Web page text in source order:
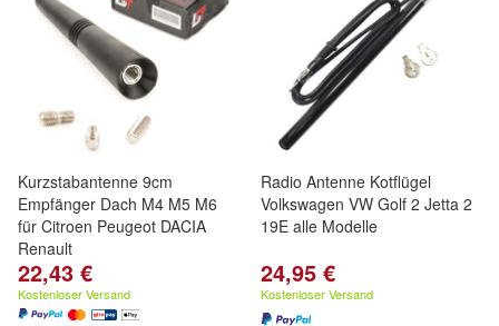
Kurzstabantenne 9cm
Empfänger Dach M4 M5 M6
für Citroen Peugeot DACIA
Renault
22,43 €
Kostenloser Versand
Radio Antenne Kotflügel
Volkswagen VW Golf 2 Jetta 2
19E alle Modelle
24,95 €
Kostenloser Versand